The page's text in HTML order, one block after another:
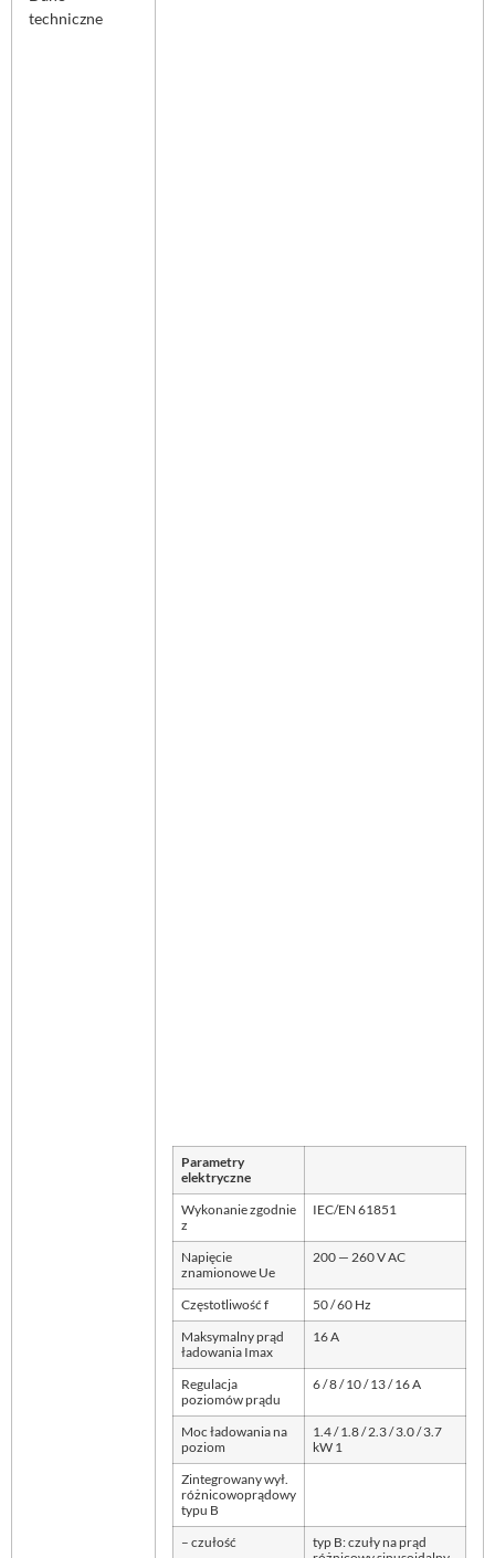
techniczne
Parametry
elektryczne
Wykonanie zgodnie
z
IEC/EN 61851
Napięcie
znamionowe Ue
200 — 260 V AC
Częstotliwość f 50 / 60 Hz
Maksymalny prąd
ładowania Imax
16 A
Regulacja
poziomów prądu
6 / 8 / 10 / 13 / 16 A
Moc ładowania na
poziom
1.4 / 1.8 / 2.3 / 3.0 / 3.7
kW 1
Zintegrowany wył.
różnicowoprądowy
typu B
– czułość
typ B: czuły na prąd